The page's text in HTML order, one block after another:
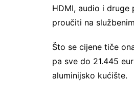
HDMI, audio i
proučiti na
Što se cijene tiče
pa sve do 21.445
aluminijsko kućište.